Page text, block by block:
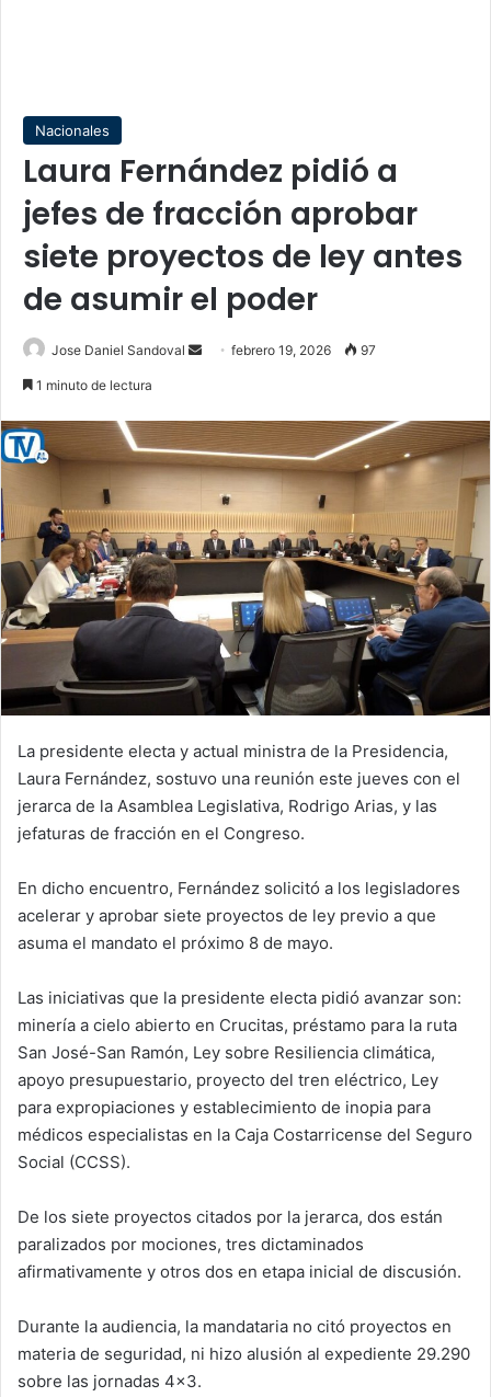
Nacionales
Laura Fernández pidió a
jefes de fracción aprobar
siete proyectos de ley antes
de asumir el poder
Jose Daniel Sandoval
Sendfebrero 19, 2026 97
1 minuto de lectura
La presidente electa y actual ministra de la Presidencia,
Laura Fernández, sostuvo una reunión este jueves con el
jerarca de la Asamblea Legislativa, Rodrigo Arias, y las
jefaturas de fracción en el Congreso.
En dicho encuentro, Fernández solicitó a los legisladores
acelerar y aprobar siete proyectos de ley previo a que
asuma el mandato el próximo 8 de mayo.
Las iniciativas que la presidente electa pidió avanzar son:
minería a cielo abierto en Crucitas, préstamo para la ruta
San José-San Ramón, Ley sobre Resiliencia climática,
apoyo presupuestario, proyecto del tren eléctrico, Ley
para expropiaciones y establecimiento de inopia para
médicos especialistas en la Caja Costarricense del Seguro
Social (CCSS).
De los siete proyectos citados por la jerarca, dos están
paralizados por mociones, tres dictaminados
afirmativamente y otros dos en etapa inicial de discusión.
Durante la audiencia, la mandataria no citó proyectos en
materia de seguridad, ni hizo alusión al expediente 29.290
sobre las jornadas 4×3.